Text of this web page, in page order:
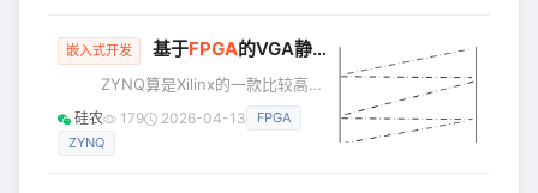
嵌入式开发 基于FPGA的VGA静态图片显示
ZYNQ算是Xilinx的一款比较高端
的板子了，上面有以太网接口、
USB2.0/OTG、HDMI双向接口，SD卡
硅农 179 2026-04-13
FPGA
ZYNQ